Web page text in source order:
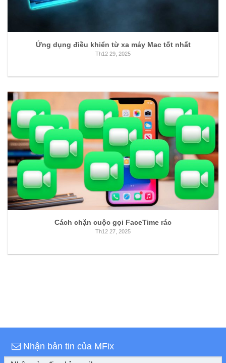
Ứng dụng điều khiển từ xa máy Mac tốt nhất
Th12 29, 2025
Cách chặn cuộc gọi FaceTime rác
Th12 27, 2025
Nhận bản tin của MFix